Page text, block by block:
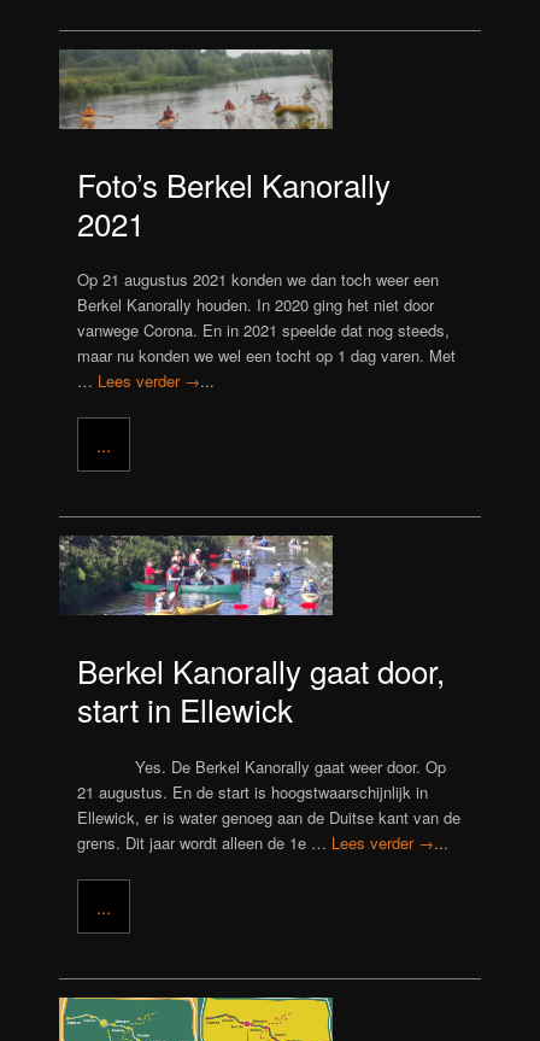
Foto’s Berkel Kanorally
2021
Op 21 augustus 2021 konden we dan toch weer een
Berkel Kanorally houden. In 2020 ging het niet door
vanwege Corona. En in 2021 speelde dat nog steeds,
maar nu konden we wel een tocht op 1 dag varen. Met
… Lees verder →...
...
Berkel Kanorally gaat door,
start in Ellewick
Yes. De Berkel Kanorally gaat weer door. Op
21 augustus. En de start is hoogstwaarschijnlijk in
Ellewick, er is water genoeg aan de Duitse kant van de
grens. Dit jaar wordt alleen de 1e … Lees verder →...
...